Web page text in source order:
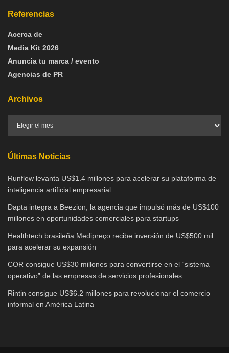
Referencias
Acerca de
Media Kit 2026
Anuncia tu marca / evento
Agencias de PR
Archivos
Últimas Noticias
Runflow levanta US$1.4 millones para acelerar su plataforma de
inteligencia artificial empresarial
Dapta integra a Beezion, la agencia que impulsó más de US$100
millones en oportunidades comerciales para startups
Healthtech brasileña Medipreço recibe inversión de US$500 mil
para acelerar su expansión
COR consigue US$30 millones para convertirse en el “sistema
operativo” de las empresas de servicios profesionales
Rintin consigue US$6.2 millones para revolucionar el comercio
informal en América Latina